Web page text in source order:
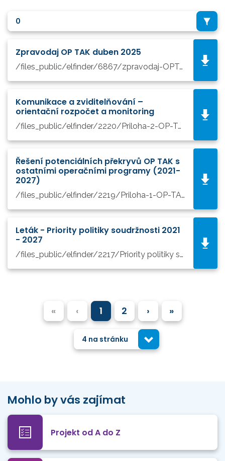
0
Zpravodaj OP TAK duben 2025
/files_public/elfinder/6867/zpravodaj-OPTAK-online-duben 2025.pdf
Komunikace a zviditelňování –
orientační rozpočet a monitoring
/files_public/elfinder/2220/Priloha-2-OP-TAK---Komunikace-a-zviditelnovani-OP-TAK_orientacni-rozpocet-a-monitoring.pdf
Řešení potenciálních překryvů OP TAK s
ostatními operačními programy (2021-
2027)
/files_public/elfinder/2219/Priloha-1-OP-TAK-Reseni-prekryvu-OP-TAK-s-ostatnimi-OP-v-obdobi-2021-2027.pdf
Leták - Priority politiky soudržnosti 2021
- 2027
/files_public/elfinder/2217/Priority politiky soudržnosti 2021 - 2027.pdf
« ‹ 1 2 › »
4 na stránku
Mohlo by vás zajímat
Projekt od A do Z